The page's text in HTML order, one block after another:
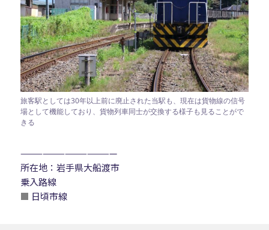
旅客駅としては30年以上前に廃止された当駅も、現在は貨物線の信号
場として機能しており、貨物列車同士が交換する様子も見ることがで
きる
—————————————
所在地：岩手県大船渡市
乗入路線
■ 日頃市線